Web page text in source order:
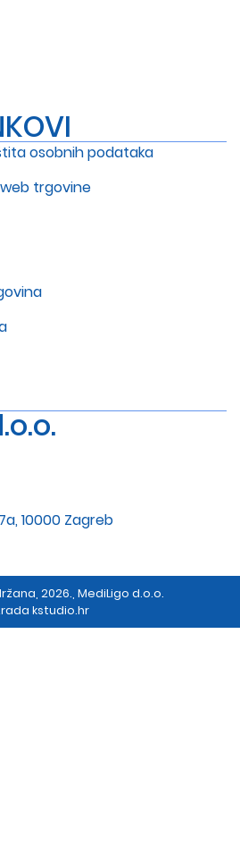
osobnih podataka
trgovine
10000 Zagreb
2026., MediLigo d.o.o.
kstudio.hr